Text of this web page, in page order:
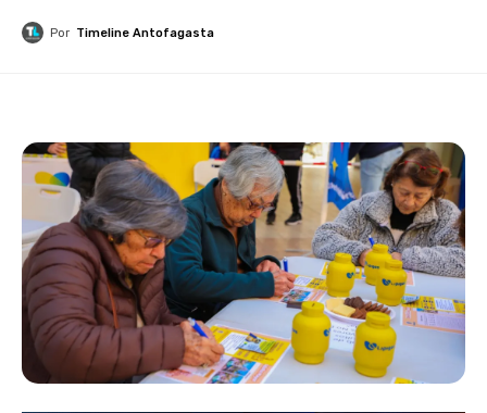
Por Timeline Antofagasta